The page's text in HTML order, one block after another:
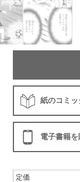
紙のコミ
電子書籍
定価